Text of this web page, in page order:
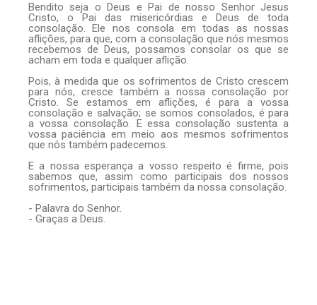
Bendito seja o Deus e Pai de nosso Senhor Jesus
Cristo, o Pai das misericórdias e Deus de toda
consolação. Ele nos consola em todas as nossas
aflições, para que, com a consolação que nós mesmos
recebemos de Deus, possamos consolar os que se
acham em toda e qualquer aflição.
Pois, à medida que os sofrimentos de Cristo crescem
para nós, cresce também a nossa consolação por
Cristo. Se estamos em aflições, é para a vossa
consolação e salvação; se somos consolados, é para
a vossa consolação. E essa consolação sustenta a
vossa paciência em meio aos mesmos sofrimentos
que nós também padecemos.
E a nossa esperança a vosso respeito é firme, pois
sabemos que, assim como participais dos nossos
sofrimentos, participais também da nossa consolação.
- Palavra do Senhor.
- Graças a Deus.